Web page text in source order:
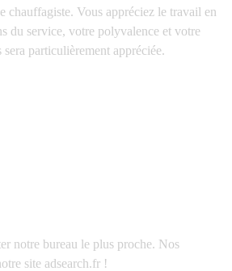
chauffagiste. Vous appréciez le travail en
du service, votre polyvalence et votre
particulièrement appréciée.
notre bureau le plus proche. Nos
site adsearch.fr !